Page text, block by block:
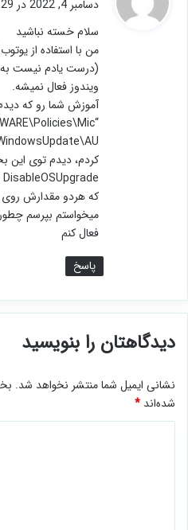
دسامبر 4, 2022 در 11:29 ق.ظ
سلام خسته نباشید
(درست یادم نیست
ویندوز فعال نمیشه.
آموزش شما رو که
که هردو مقدارش روی ۱ تنظیم شده.
میخواستم بپرسم
فعال کنم
پاسخ
دیدگاهتان را بنویسید
نشانی ایمیل شما منتشر نخواهد شد.
شده‌اند *